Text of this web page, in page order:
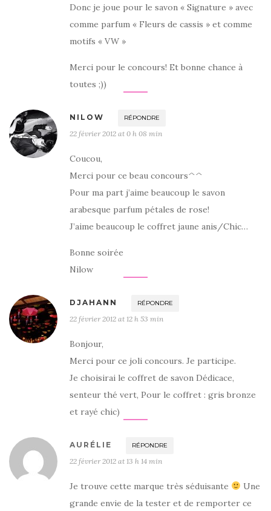
Donc je joue pour le savon « Signature » avec
comme parfum « Fleurs de cassis » et comme
motifs « VW »
Merci pour le concours! Et bonne chance à
toutes ;))
NILOW RÉPONDRE
22 février 2012 at 0 h 08 min
Coucou,
Merci pour ce beau concours^^
Pour ma part j’aime beaucoup le savon
arabesque parfum pétales de rose!
J’aime beaucoup le coffret jaune anis/Chic…
Bonne soirée
Nilow
DJAHANN RÉPONDRE
22 février 2012 at 12 h 53 min
Bonjour,
Merci pour ce joli concours. Je participe.
Je choisirai le coffret de savon Dédicace,
senteur thé vert, Pour le coffret : gris bronze
et rayé chic)
AURÉLIE RÉPONDRE
22 février 2012 at 13 h 14 min
Je trouve cette marque très séduisante
Une
grande envie de la tester et de remporter ce